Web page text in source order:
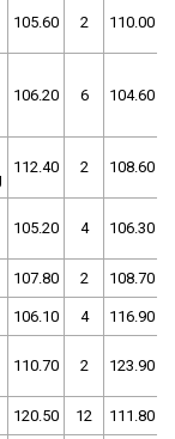
105.60 2 110.00
106.20 6 104.60
112.40 2 108.60
105.20 4 106.30
107.80 2 108.70
106.10 4 116.90
110.70 2 123.90
120.50 12 111.80